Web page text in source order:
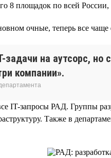
8 площадок по всей
очные, теперь все
задачи на аутсорс,
компании».
IT-запросы РАД. Группы
Также в